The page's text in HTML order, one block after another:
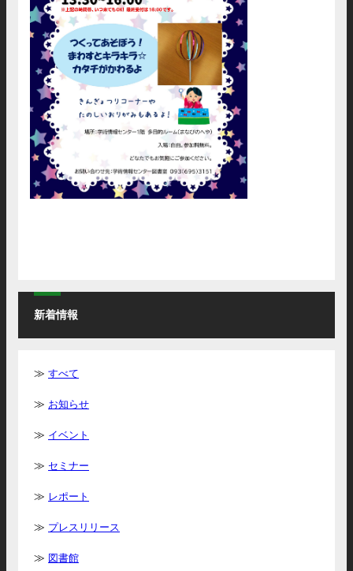
新着情報
すべて
お知らせ
イベント
セミナー
レポート
プレスリリース
図書館